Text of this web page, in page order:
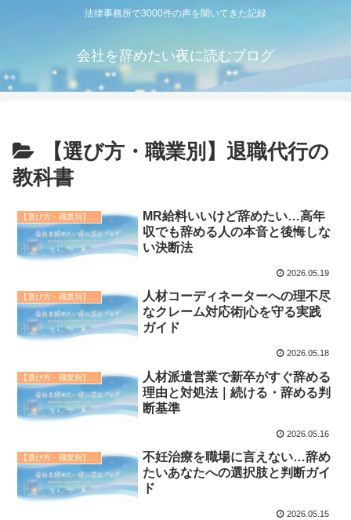
法律事務所で3000件の声を聞いてきた記録
会社を辞めたい夜に読むブログ
【選び方・職業別】退職代行の
教科書
MR給料いいけど辞めたい…高年
収でも辞める人の本音と後悔しな
い決断法
2026.05.19
人材コーディネーターへの理不尽
なクレーム対応術|心を守る実践
ガイド
2026.05.18
人材派遣営業で新卒がすぐ辞める
理由と対処法｜続ける・辞める判
断基準
2026.05.16
不妊治療を職場に言えない…辞め
たいあなたへの選択肢と判断ガイ
ド
2026.05.15